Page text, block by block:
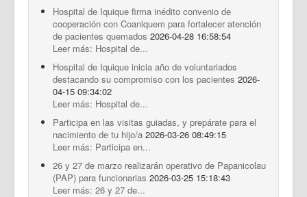
Hospital de Iquique firma inédito convenio de
cooperación con Coaniquem para fortalecer atención
de pacientes quemados 2026-04-28 16:58:54
Leer más: Hospital de...
Hospital de Iquique inicia año de voluntariados
destacando su compromiso con los pacientes 2026-
04-15 09:34:02
Leer más: Hospital de...
Participa en las visitas guiadas, y prepárate para el
nacimiento de tu hijo/a 2026-03-26 08:49:15
Leer más: Participa en...
26 y 27 de marzo realizarán operativo de Papanicolau
(PAP) para funcionarias 2026-03-25 15:18:43
Leer más: 26 y 27 de...